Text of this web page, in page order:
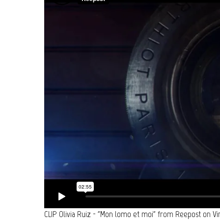
CLIP Olivia Ruiz - "Mon lomo et moi" from Reepost on